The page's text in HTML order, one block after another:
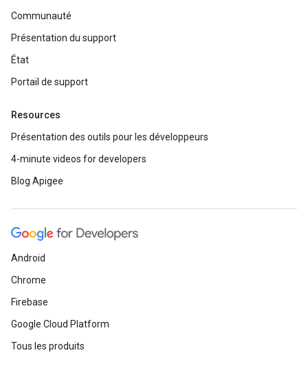
Communauté
Présentation du support
État
Portail de support
Resources
Présentation des outils pour les développeurs
4-minute videos for developers
Blog Apigee
Android
Chrome
Firebase
Google Cloud Platform
Tous les produits